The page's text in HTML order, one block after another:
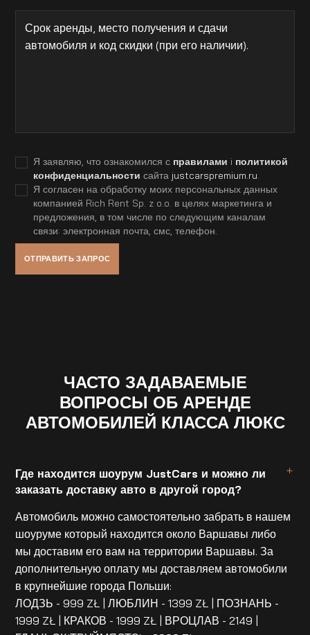
Я заявляю, что ознакомился с правилами i политикой
конфиденциальности сайта justcarspremium.ru
Я согласен на обработку моих персональных данных
компанией Rich Rent Sp. z o.o. в целях маркетинга и
предложения, в том числе по следующим каналам
связи: электронная почта, смс, телефон.
ЧАСТО ЗАДАВАЕМЫЕ
ВОПРОСЫ ОБ АРЕНДЕ
АВТОМОБИЛЕЙ КЛАССА ЛЮКС
Где находится шоурум JustCars и можно ли
заказать доставку авто в другой город?
Автомобиль можно самостоятельно забрать в нашем
шоуруме который находится около Варшавы либо
мы доставим его вам на территории Варшавы. За
дополнительную оплату мы доставляем автомобили
в крупнейшие города Польши:
ЛОДЗЬ - 999 ZŁ | ЛЮБЛИН - 1399 ZŁ | ПОЗНАНЬ -
1999 ZŁ | КРАКОВ - 1999 ZŁ | ВРОЦЛАВ - 2149 |